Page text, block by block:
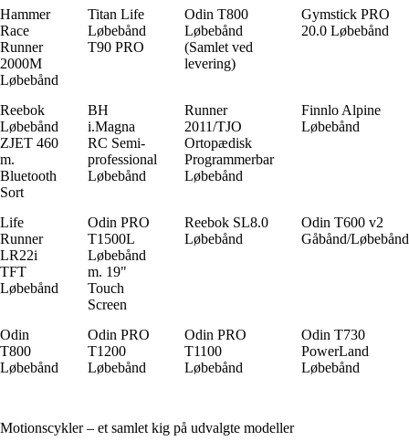
Hammer
Race
Runner
2000M
Løbebånd
Titan Life
Løbebånd
T90 PRO
Odin T800
Løbebånd
(Samlet ved
levering)
Gymstick PRO
20.0 Løbebånd
Reebok
Løbebånd
ZJET 460
m.
Bluetooth
Sort
BH
i.Magna
RC Semi-
professional
Løbebånd
Runner
2011/TJO
Ortopædisk
Programmerbar
Løbebånd
Finnlo Alpine
Løbebånd
Life
Runner
LR22i
TFT
Løbebånd
Odin PRO
T1500L
Løbebånd
m. 19"
Touch
Screen
Reebok SL8.0
Løbebånd
Odin T600 v2
Gåbånd/Løbebånd
Odin
T800
Løbebånd
Odin PRO
T1200
Løbebånd
Odin PRO
T1100
Løbebånd
Odin T730
PowerLand
Løbebånd
Motionscykler – et samlet kig på udvalgte modeller